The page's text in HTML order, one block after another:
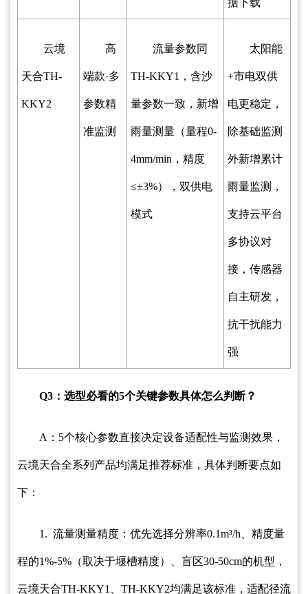
据下载
云境
天合TH-
KKY2
高
端款·多
参数精
准监测
流量参数同
TH-KKY1，含沙
量参数一致，新增
雨量测量（量程0-
4mm/min，精度
≤±3%），双供电
模式
太阳能
+市电双供
电更稳定，
除基础监测
外新增累计
雨量监测，
支持云平台
多协议对
接，传感器
自主研发，
抗干扰能力
强
Q3：选型必看的5个关键参数具体怎么判断？
A：5个核心参数直接决定设备适配性与监测效果，
云境天合全系列产品均满足推荐标准，具体判断要点如
下：
1. 流量测量精度：优先选择分辨率0.1m³/h、精度量
程的1%-5%（取决于堰槽精度）、盲区30-50cm的机型，
云境天合TH-KKY1、TH-KKY2均满足该标准，适配径流